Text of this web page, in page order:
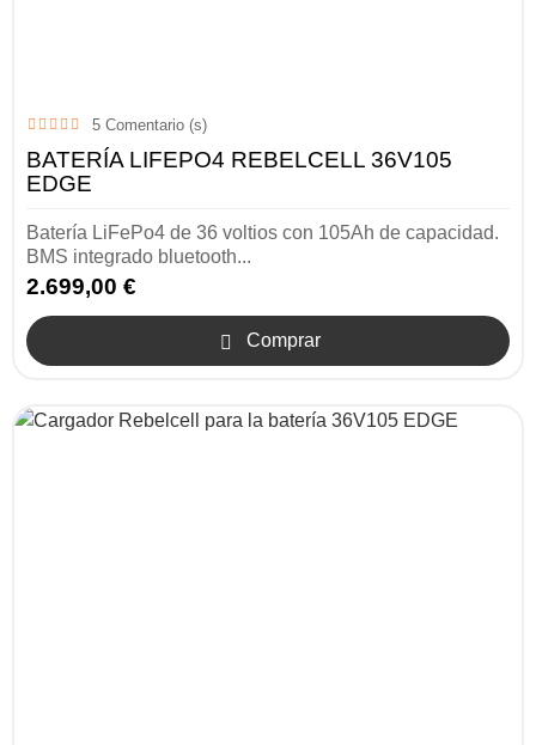
5 Comentario (s)
BATERÍA LIFEPO4 REBELCELL 36V105
EDGE
Batería LiFePo4 de 36 voltios con 105Ah de capacidad.
BMS integrado bluetooth...
2.699,00 €
 Comprar